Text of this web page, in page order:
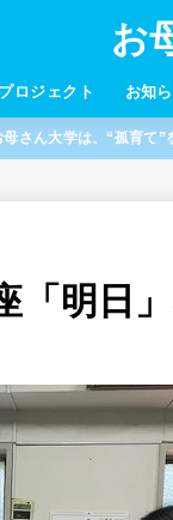
お
ロジェクト お知
母さん大学は、“孤育て
「明日